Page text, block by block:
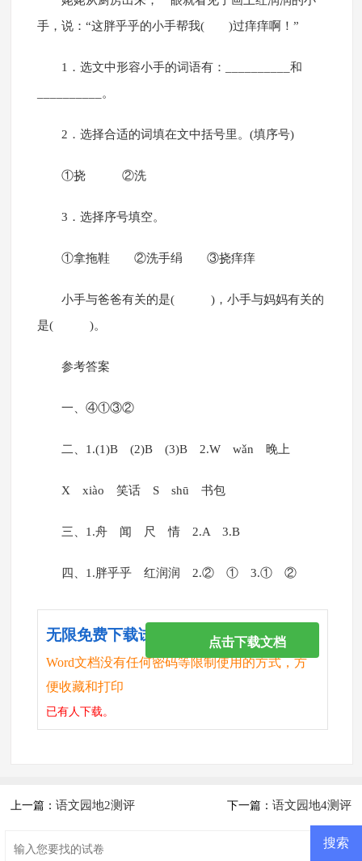
手，说：“这胖乎乎的小手帮我( )过痒痒啊！”
1．选文中形容小手的词语有：__________和
__________。
2．选择合适的词填在文中括号里。(填序号)
①挠 ②洗
3．选择序号填空。
①拿拖鞋 ②洗手绢 ③挠痒痒
小手与爸爸有关的是( )，小手与妈妈有关的
是( )。
参考答案
一、④①③②
二、1.(1)B (2)B (3)B 2.W wǎn 晚上
X xiào 笑话 S shū 书包
三、1.舟 闻 尺 情 2.A 3.B
四、1.胖乎乎 红润润 2.② ① 3.① ②
无限免费下载试卷
Word文档没有任何密码等限制使用的方式，方
便收藏和打印
已有人下载。
点击下载文档
上一篇：语文园地2测评 下一篇： 语文园地4测评